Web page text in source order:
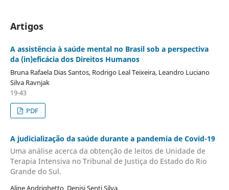
Artigos
A assistência à saúde mental no Brasil sob a perspectiva
da (in)eficácia dos Direitos Humanos
Bruna Rafaela Dias Santos, Rodrigo Leal Teixeira, Leandro Luciano
Silva Ravnjak
19-43
PDF
A judicialização da saúde durante a pandemia de Covid-19
Uma análise acerca da obtenção de leitos de Unidade de
Terapia Intensiva no Tribunal de Justiça do Estado do Rio
Grande do Sul.
Aline Andrighetto, Denisi Senti Silva